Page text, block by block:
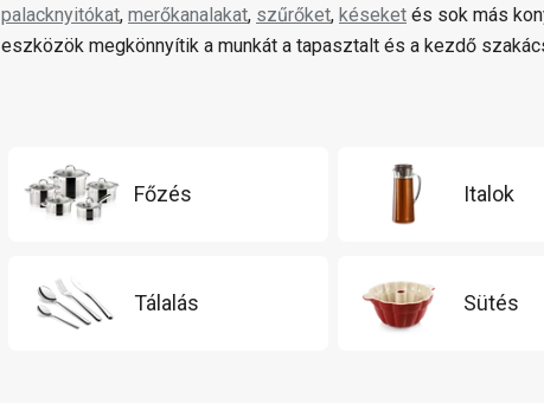
palacknyitókat, merőkanalakat, szűrőket, késeket és sok más
eszközök megkönnyítik a munkát a tapasztalt és a kezdő
Főzés Italok
Tálalás Sütés